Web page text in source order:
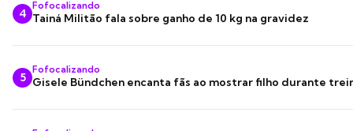
4
Fofocalizando
Tainá Militão fala sobre ganho de 10 kg na gravidez
5
Fofocalizando
Gisele Bündchen encanta fãs ao mostrar filho durante